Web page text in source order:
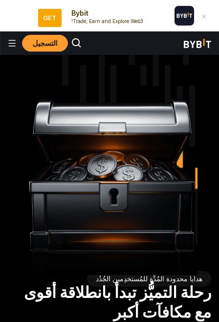
Bybit
Trade, Earn and Explore Web3!
GET
التسجيل
هدايا محدودة المُدَّة للمُستخدِمين الجُدُد
رحلة التميُّز تبدأ بانطلاقة أقوى
مع مكافآت أكبر